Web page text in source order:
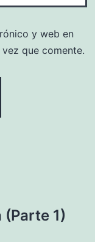
y web en
que comente.
1)